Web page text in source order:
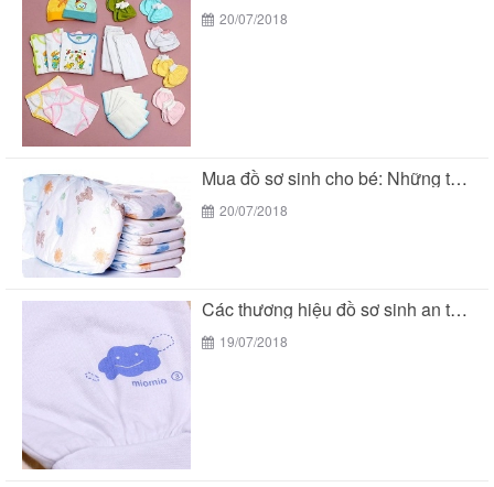
20/07/2018
Mua đồ sơ sinh cho bé: Những thương hiệu...
20/07/2018
Các thương hiệu đồ sơ sinh an toàn cho...
19/07/2018